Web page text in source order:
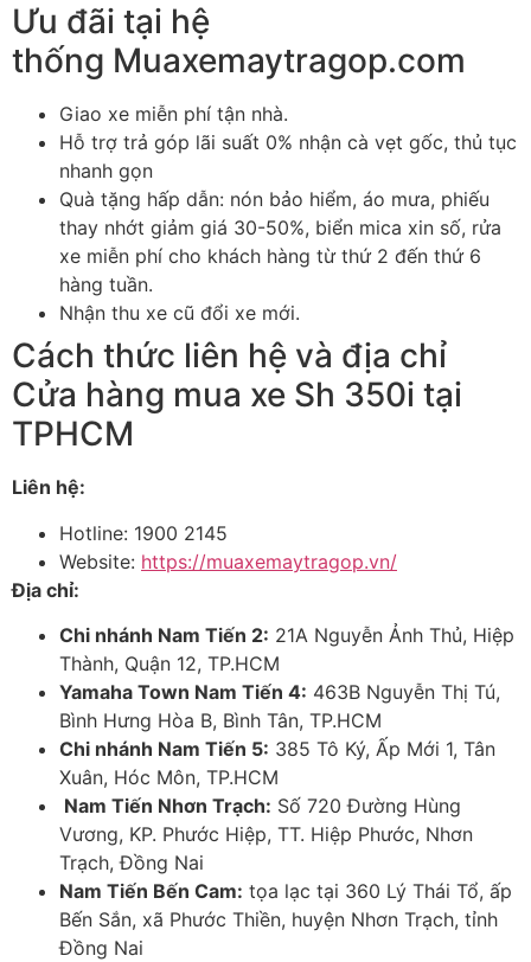
Ưu đãi tại hệ
thống Muaxemaytragop.com
Giao xe miễn phí tận nhà.
Hỗ trợ trả góp lãi suất 0% nhận cà vẹt gốc, thủ tục
nhanh gọn
Quà tặng hấp dẫn: nón bảo hiểm, áo mưa, phiếu
thay nhớt giảm giá 30-50%, biển mica xin số, rửa
xe miễn phí cho khách hàng từ thứ 2 đến thứ 6
hàng tuần.
Nhận thu xe cũ đổi xe mới.
Cách thức liên hệ và địa chỉ
Cửa hàng mua xe Sh 350i tại
TPHCM
Liên hệ:
Hotline: 1900 2145
Website: https://muaxemaytragop.vn/
Địa chỉ:
Chi nhánh Nam Tiến 2: 21A Nguyễn Ảnh Thủ, Hiệp
Thành, Quận 12, TP.HCM
Yamaha Town Nam Tiến 4: 463B Nguyễn Thị Tú,
Bình Hưng Hòa B, Bình Tân, TP.HCM
Chi nhánh Nam Tiến 5: 385 Tô Ký, Ấp Mới 1, Tân
Xuân, Hóc Môn, TP.HCM
Nam Tiến Nhơn Trạch: Số 720 Đường Hùng
Vương, KP. Phước Hiệp, TT. Hiệp Phước, Nhơn
Trạch, Đồng Nai
Nam Tiến Bến Cam: tọa lạc tại 360 Lý Thái Tổ, ấp
Bến Sắn, xã Phước Thiền, huyện Nhơn Trạch, tỉnh
Đồng Nai